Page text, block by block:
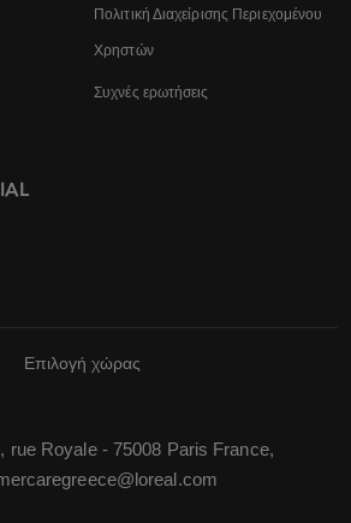
Πολιτική Διαχείρισης Περιεχομένου
Χρηστών
Συχνές ερωτήσεις
Επιλογή χώρας
rue Royale - 75008 Paris France,